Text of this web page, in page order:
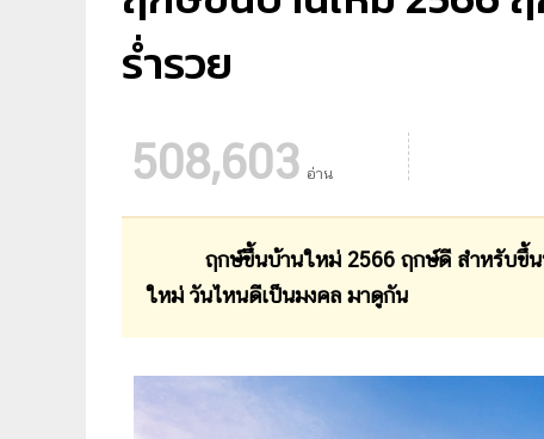
ร่ำรวย
508,603 อ่าน
ฤกษ์ขึ้นบ้านใหม่ 2566 ฤกษ์ดี สำหรับขึ้
ใหม่ วันไหนดีเป็นมงคล มาดูกัน